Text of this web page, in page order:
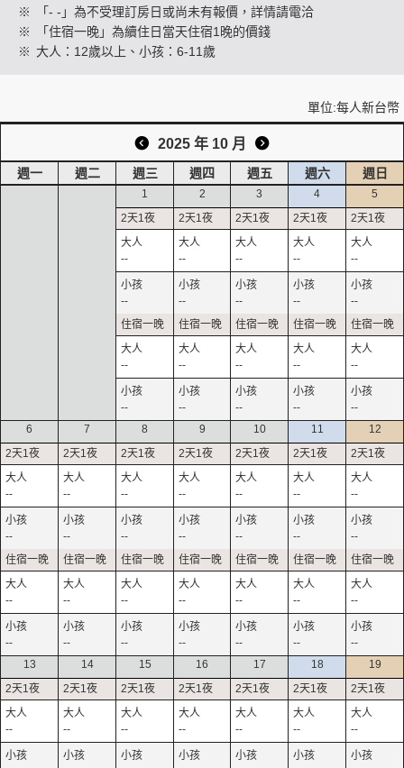
創造旅遊
※
「- -」為不受理訂房日或尚未有報價，詳情請電洽
※
「住宿一晚」為續住日當天住宿1晚的價錢
※ 大人：12歲以上、小孩：6-11歲
單位:每人新台幣
2025 年 10 月
週一 週二 週三 週四 週五 週六 週日
1
--
--
--
--
2
--
--
--
--
3
--
--
--
--
4
--
--
--
--
5
--
--
--
--
6
--
--
--
--
7
--
--
--
--
8
--
--
--
--
9
--
--
--
--
10
--
--
--
--
11
--
--
--
--
12
--
--
--
--
13
--
14
--
15
--
16
--
17
--
18
--
19
--